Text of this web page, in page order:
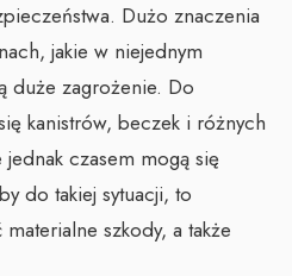
Dużo znaczenia
jakie w niejednym
duże zagrożenie. Do
kanistrów, beczek i różnych
czasem mogą się
do takiej sytuacji, to
szkody, a także